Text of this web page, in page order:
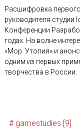
Расшифровка
руководителя студии
Конференции
годах. На волне
«Мор. Утопия» и
одним из первых
творчества в России.
# gamestudies [9]